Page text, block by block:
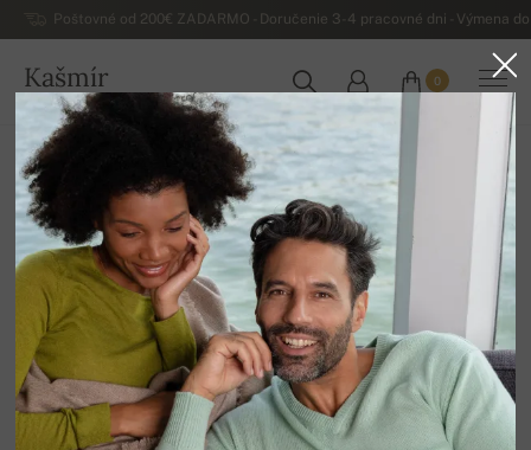
Poštovné od 200€ ZADARMO - Doručenie 3-4 pracovné dni - Výmena
Kašmír
SLOVENSKO
0
Domov
Luxusné pánske kašmírové svetre
Pánske kašmírové svetre na gombíky